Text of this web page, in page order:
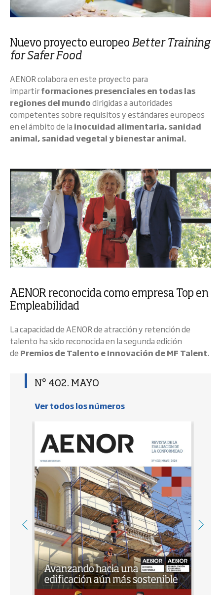
Nuevo proyecto europeo Better Training
for Safer Food
AENOR colabora en este proyecto para
impartirformaciones presenciales en todas las
regiones del mundodirigidas a autoridades
competentes sobre requisitos y estándares europeos
en el ámbito de la inocuidad alimentaria, sanidad
animal, sanidad vegetal y bienestar animal.
AENOR reconocida como empresa Top en
Empleabilidad
La capacidad de AENOR de atracción y retención de
talento ha sido reconocida en la segunda edición
dePremios de Talento e Innovación de MF Talent.
Nº 402. MAYO
Ver todos los números